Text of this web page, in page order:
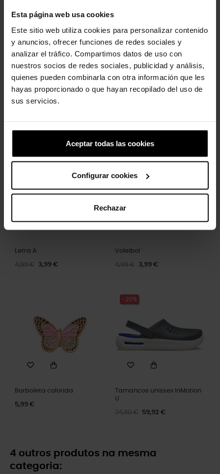
Esta página web usa cookies
Este sitio web utiliza cookies para personalizar contenido
y anuncios, ofrecer funciones de redes sociales y
analizar el tráfico. Compartimos datos de uso con
nuestros socios de redes sociales, publicidad y análisis,
quienes pueden combinarla con otra información que les
hayas proporcionado o que hayan recopilado del uso de
sus servicios.
Aceptar todas las cookies
Configurar cookies
Rechazar
Estilo arrojado e altura extra.
Altura exclusiva de 5,2 cm, medida do chão ao calcanhar.
Personalizável com pingentes Jibbitz™.
Conforto icônico Crocs™: Leve. Flexível. Conforto de 36 graus.
produto também compraram:
Letra A
4,99 € 3,99 €
Voleibol
4,99 € 3,99 €
Borboleta colorida
5,99 €
-20%
Tamancos unissex InMotion
U
74,90 € 59,92 €
4 outros produtos na mesma
categoria: